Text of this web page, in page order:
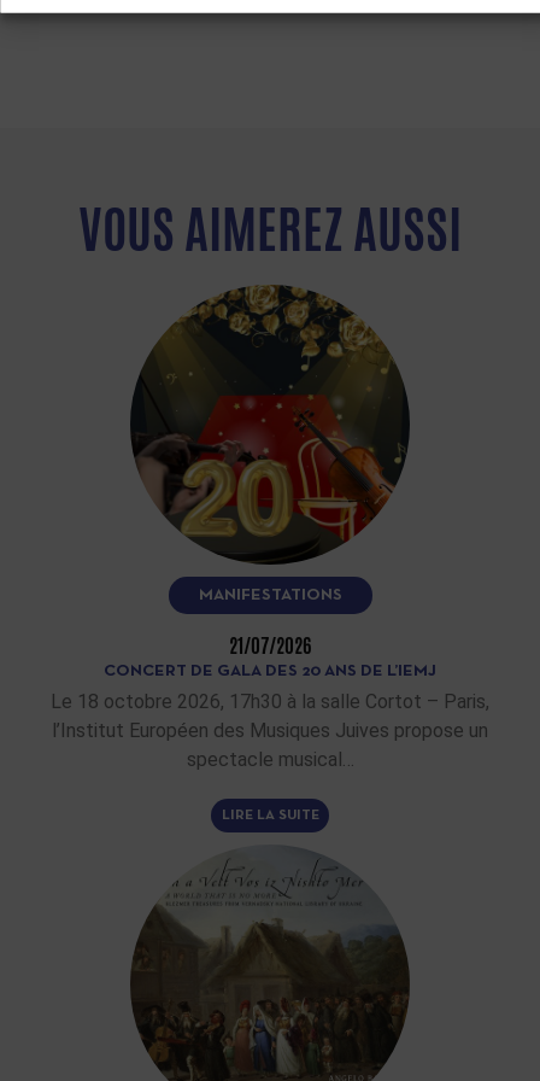
VOUS AIMEREZ AUSSI
MANIFESTATIONS
21/07/2026
CONCERT DE GALA DES 20 ANS DE L’IEMJ
Le 18 octobre 2026, 17h30 à la salle Cortot – Paris,
l’Institut Européen des Musiques Juives propose un
spectacle musical…
LIRE LA SUITE